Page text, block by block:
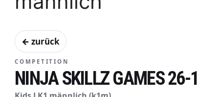
← zurück
COMPETITION
NINJA SKILLZ GAMES 26-1